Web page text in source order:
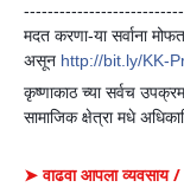
मदत करणा-या सर्वाना
असून http://bit.ly/KK-
कृष्णाकाठ च्या सर्वच
सामाजिक क्षेत्रा मधे
➤ वाढवा आपला व्यवसाय /